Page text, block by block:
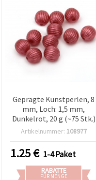
Geprägte Kunstperlen, 8
mm, Loch: 1,5 mm,
Dunkelrot, 20 g (~75 Stk.)
Artikelnummer: 108977
1.25€ 1-4 Paket
RABATTE
FÜR MENGE